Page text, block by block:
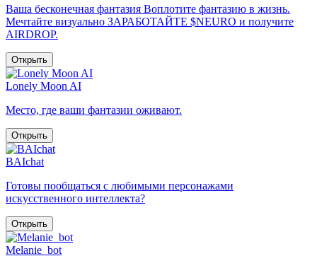
Ваша бесконечная фантазия Воплотите фантазию в жизнь.
Мечтайте визуально ЗАРАБОТАЙТЕ $NEURO и получите
AIRDROP.
Открыть
Lonely Moon AI
Место, где ваши фантазии оживают.
Открыть
BAIchat
Готовы пообщаться с любимыми персонажами
искусственного интеллекта?
Открыть
Melanie_bot